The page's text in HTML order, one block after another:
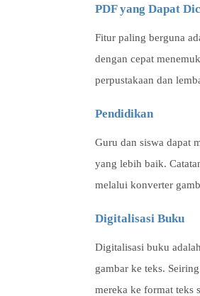
PDF yang Dapat
Fitur paling berguna
dengan cepat
perpustakaan dan
Pendidikan
Guru dan siswa dapat
yang lebih baik.
melalui konverter
Digitalisasi Buku
Digitalisasi buku
gambar ke teks.
mereka ke format teks